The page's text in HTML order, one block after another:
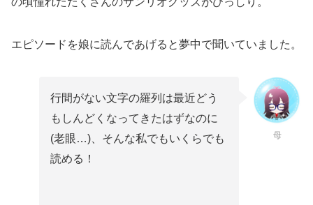
エピソードを娘に読んであげると夢中で聞いていました。
行間がない文字の羅列は最近どう
もしんどくなってきたはずなのに
(老眼…)、そんな私でもいくらでも
読める！
母